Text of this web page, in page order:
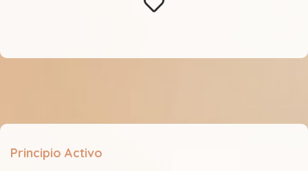
Principio Activo